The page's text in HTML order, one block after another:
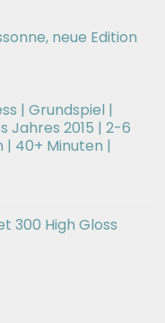
neue Edition
| Grundspiel |
Jahres 2015 | 2-6
| 40+ Minuten |
300 High Gloss